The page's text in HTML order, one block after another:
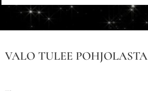
VALO TULEE POHJOLASTA